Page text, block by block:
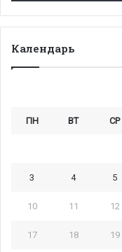
Календарь
ПН ВТ СР
3 4 5
10 11 12
17 18 19